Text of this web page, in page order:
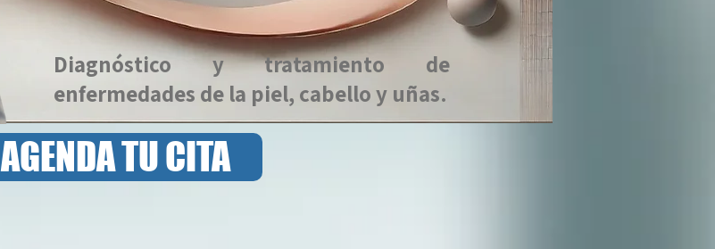
Diagnóstico y tratamiento de
enfermedades de la piel, cabello y uñas.
AGENDA TU CITA